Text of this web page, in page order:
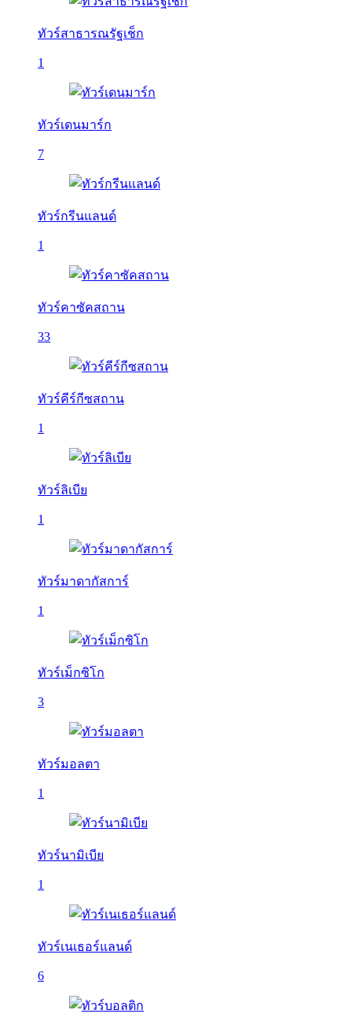
ทัวร์สาธารณรัฐเช็ก
1
ทัวร์เดนมาร์ก
7
ทัวร์กรีนแลนด์
1
ทัวร์คาซัคสถาน
33
ทัวร์คีร์กีซสถาน
1
ทัวร์ลิเบีย
1
ทัวร์มาดากัสการ์
1
ทัวร์เม็กซิโก
3
ทัวร์มอลตา
1
ทัวร์นามิเบีย
1
ทัวร์เนเธอร์แลนด์
6